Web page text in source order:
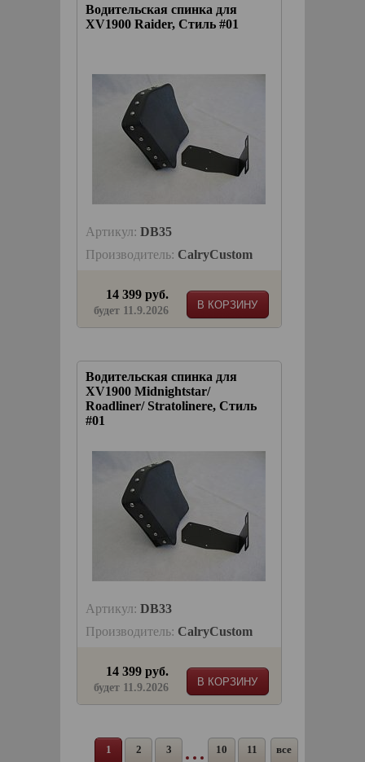
Водительская спинка для
XV1900 Raider, Стиль #01
Артикул: DB35
Производитель: CalryCustom
В КОРЗИНУ
14 399 руб.
будет 11.9.2026
Водительская спинка для
XV1900 Midnightstar/
Roadliner/ Stratolinere, Стиль
#01
Артикул: DB33
Производитель: CalryCustom
В КОРЗИНУ
14 399 руб.
будет 11.9.2026
1 2 3 10 11 все